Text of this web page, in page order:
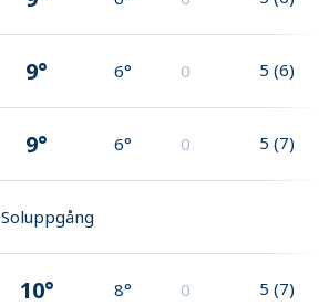
9° 6° 0 5 (6)
9° 6° 0 5 (7)
Soluppgång
10° 8° 0 5 (7)